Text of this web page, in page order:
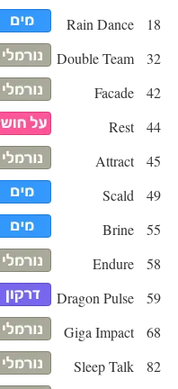
18
Rain Dance
32
Double Team
42
Facade
44
Rest
45
Attract
49
Scald
55
Brine
58
Endure
59
Dragon Pulse
68
Giga Impact
82
Sleep Talk